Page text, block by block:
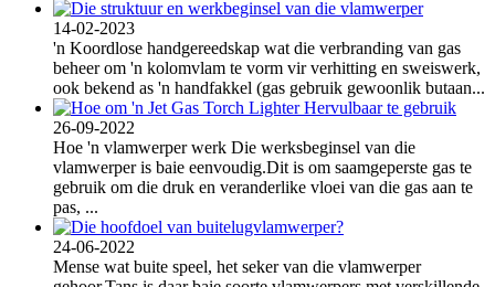
14-02-2023
'n Koordlose handgereedskap wat die verbranding van gas
beheer om 'n kolomvlam te vorm vir verhitting en sweiswerk,
ook bekend as 'n handfakkel (gas gebruik gewoonlik butaan...
26-09-2022
Hoe 'n vlamwerper werk Die werksbeginsel van die
vlamwerper is baie eenvoudig.Dit is om saamgeperste gas te
gebruik om die druk en veranderlike vloei van die gas aan te
pas, ...
24-06-2022
Mense wat buite speel, het seker van die vlamwerper